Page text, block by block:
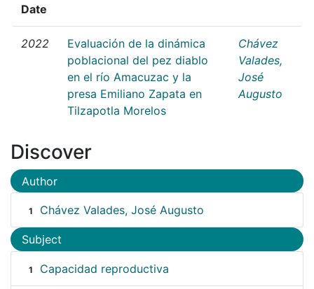
Date
2022
Evaluación de la dinámica
poblacional del pez diablo
en el río Amacuzac y la
presa Emiliano Zapata en
Tilzapotla Morelos
Chávez
Valades,
José
Augusto
Discover
Author
1 Chávez Valades, José Augusto
Subject
1 Capacidad reproductiva